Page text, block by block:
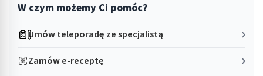
W czym możemy Ci pomóc?
Umów teleporadę ze specjalistą
Zamów e-receptę